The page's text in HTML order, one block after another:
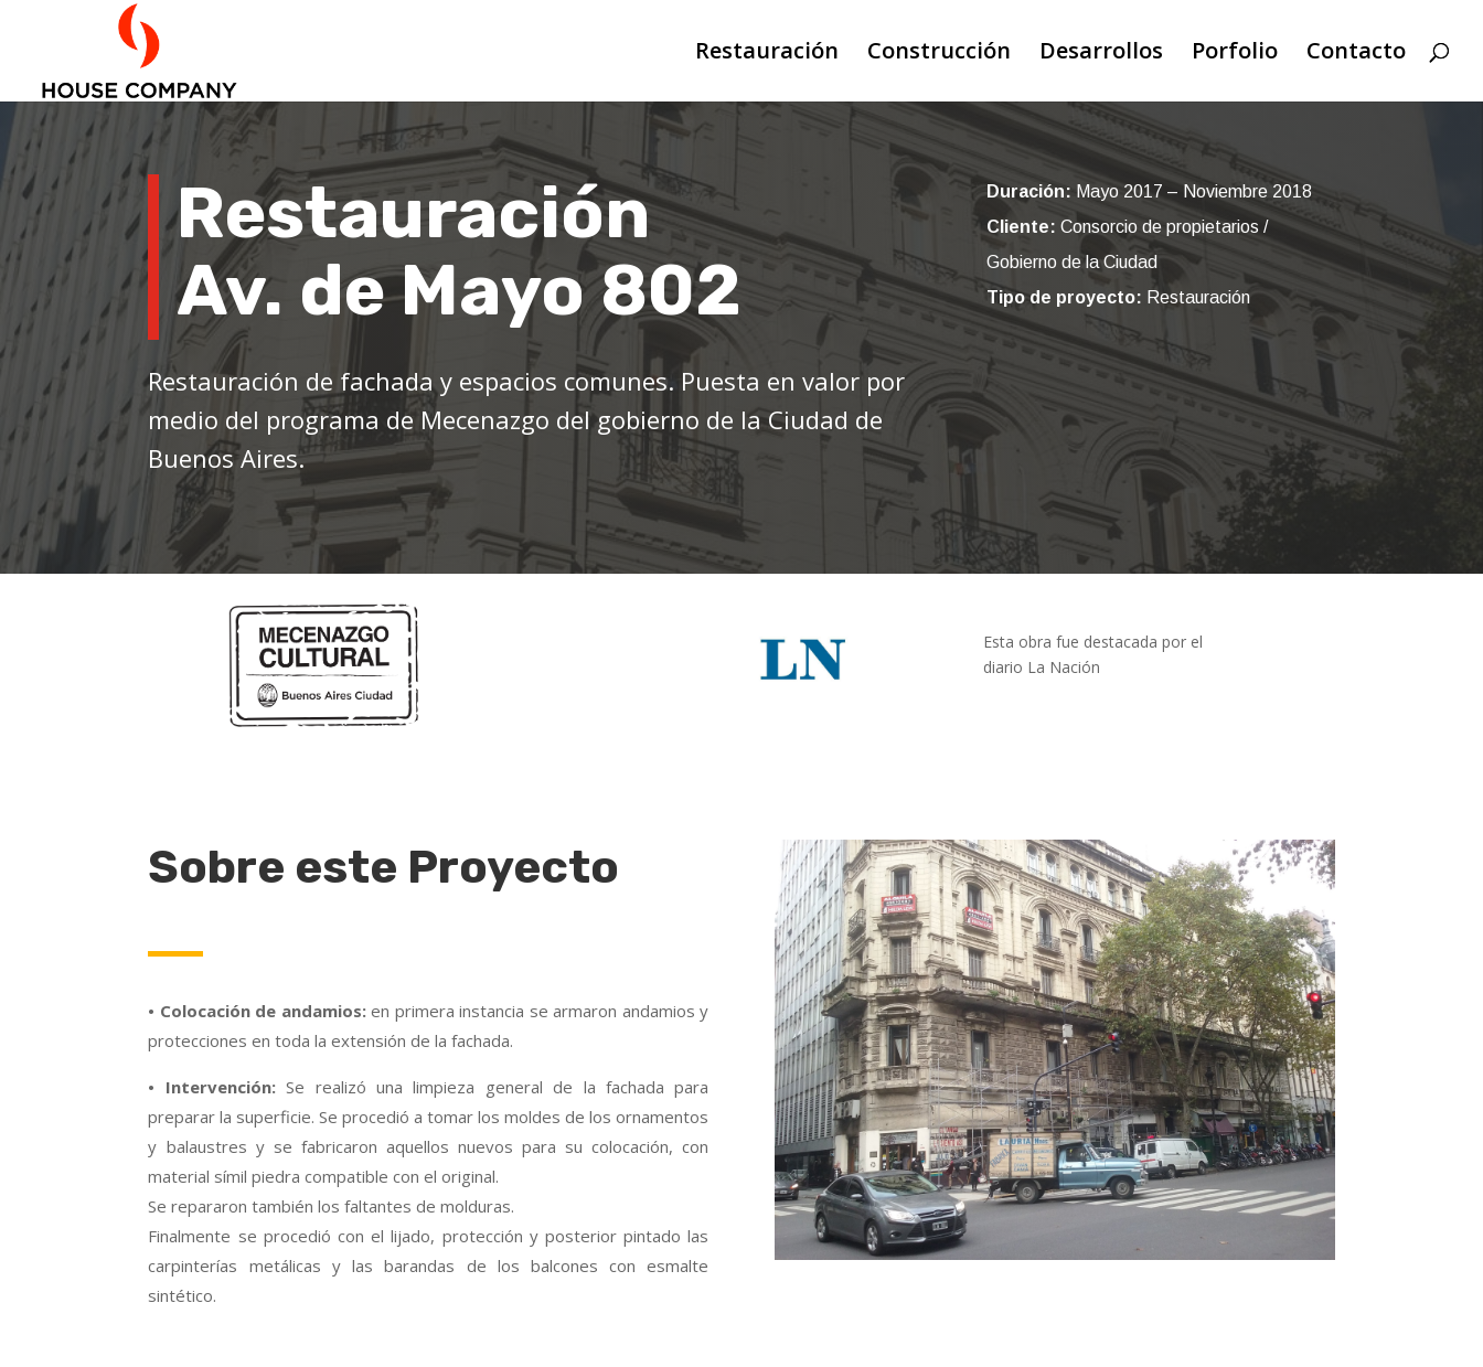
Restauración Construcción Desarrollos Porfolio Contacto
Restauración
Av. de Mayo 802
Restauración de fachada y espacios comunes. Puesta en valor por
medio del programa de Mecenazgo del gobierno de la Ciudad de
Buenos Aires.
Duración: Mayo 2017 – Noviembre 2018
Cliente: Consorcio de propietarios /
Gobierno de la Ciudad
Tipo de proyecto: Restauración
Esta obra fue destacada por el
diario La Nación
Sobre este Proyecto
• Colocación de andamios:en primera instancia se armaron andamios y
protecciones en toda la extensión de la fachada.
• Intervención:Se realizó una limpieza general de la fachada para
preparar la superficie. Se procedió a tomar los moldes de los ornamentos
y balaustres y se fabricaron aquellos nuevos para su colocación, con
material símil piedra compatible con el original.
Se repararon también los faltantes de molduras.
Finalmente se procedió con el lijado, protección y posterior pintado las
carpinterías metálicas y las barandas de los balcones con esmalte
sintético.